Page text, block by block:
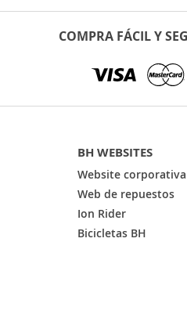
COMPRA FÁCIL Y
BH WEBSITES
Website corporativa
Web de repuestos
Ion Rider
Bicicletas BH